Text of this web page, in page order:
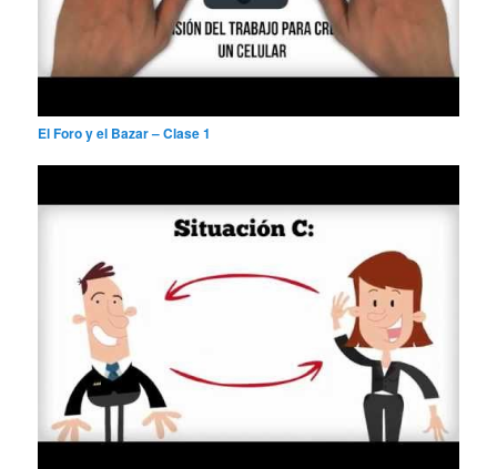
El Foro y el Bazar – Clase 1